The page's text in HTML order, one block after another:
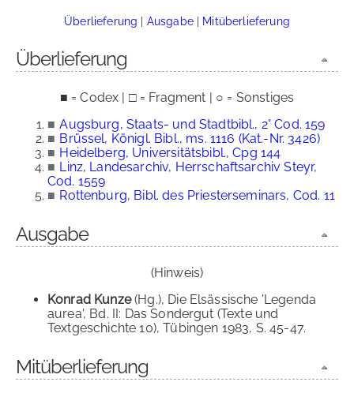
Überlieferung | Ausgabe| Mitüberlieferung
Überlieferung
■ = Codex | □ = Fragment | ○ = Sonstiges
■ Augsburg, Staats- und Stadtbibl., 2° Cod. 159
■ Brüssel, Königl. Bibl., ms. 1116 (Kat.-Nr. 3426)
■ Heidelberg, Universitätsbibl., Cpg 144
■ Linz, Landesarchiv, Herrschaftsarchiv Steyr,
Cod. 1559
■ Rottenburg, Bibl. des Priesterseminars, Cod. 11
Ausgabe
(Hinweis)
Konrad Kunze(Hg.), Die Elsässische 'Legenda
aurea', Bd. II: Das Sondergut (Texte und
Textgeschichte 10), Tübingen 1983, S. 45-47.
Mitüberlieferung